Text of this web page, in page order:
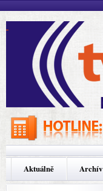
Aktuálně